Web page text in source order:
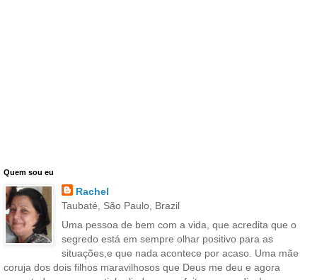
Quem sou eu
Rachel
Taubaté, São Paulo, Brazil
Uma pessoa de bem com a vida, que acredita que o
segredo está em sempre olhar positivo para as
situações,e que nada acontece por acaso. Uma mãe
coruja dos dois filhos maravilhosos que Deus me deu e agora